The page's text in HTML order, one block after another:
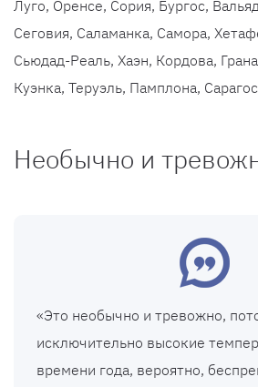
Луго, Оренсе, Сория, Бургос,
Сеговия, Саламанка, Самора,
Сьюдад-Реаль, Хаэн, Кордова,
Куэнка, Теруэль, Памплона,
Необычно и
«Это необычно и тревожно,
исключительно высокие
времени года, вероятно,